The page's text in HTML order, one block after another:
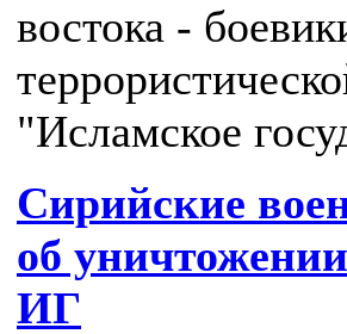
востока -
"Исламское
Сирийские
об
ИГ